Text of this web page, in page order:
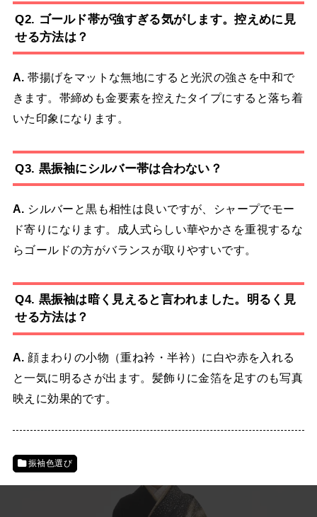
Q2. ゴールド帯が強すぎる気がします。控えめに見
せる方法は？
A. 帯揚げをマットな無地にすると光沢の強さを中和で
きます。帯締めも金要素を控えたタイプにすると落ち着
いた印象になります。
Q3. 黒振袖にシルバー帯は合わない？
A.
シルバーと黒も相性は良いですが、シャープでモー
ド寄りになります。成人式らしい華やかさを重視するな
らゴールドの方がバランスが取りやすいです。
Q4. 黒振袖は暗く見えると言われました。明るく見
せる方法は？
A. 顔まわりの小物（重ね衿・半衿）に白や赤を入れる
と一気に明るさが出ます。髪飾りに金箔を足すのも写真
映えに効果的です。
振袖色選び